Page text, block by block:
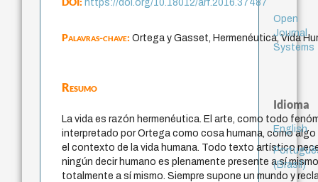
https://doi.org/10.18012/arf.2016.37487
Palavras-chave:Ortega y Gasset, Hermenéutica, Vida
Resumo
La vida es razón hermenéutica. El arte, como todo
interpretado por Ortega como cosa humana, como
el contexto de la vida humana. Todo texto artístico
ningún decir humano es plenamente presente a sí
totalmente a sí mismo. Siempre supone un mundo y
Open
Journal
Systems
Idioma
English
(Brasil)